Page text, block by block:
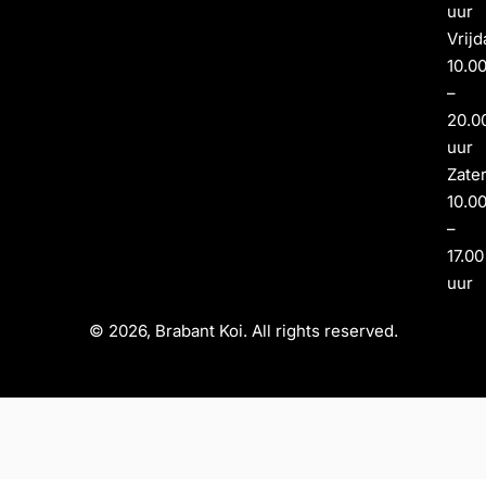
uur
–
uur
–
17.00
uur
© 2026, Brabant Koi. All rights reserved.